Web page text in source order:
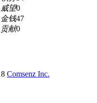
威望0
金钱47
贡献0
Comsenz Inc.